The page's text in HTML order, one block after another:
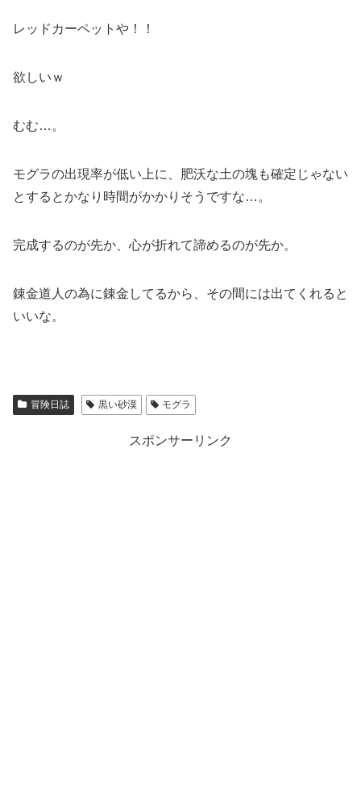
レッドカーペットや！！
欲しいｗ
むむ…。
モグラの出現率が低い上に、肥沃な土の塊も確定じゃない
とするとかなり時間がかかりそうですな…。
完成するのが先か、心が折れて諦めるのが先か。
錬金道人の為に錬金してるから、その間には出てくれると
いいな。
冒険日誌 黒い砂漠 モグラ
スポンサーリンク